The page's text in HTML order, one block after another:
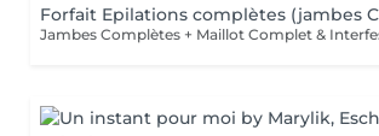
Forfait Epilations complètes (jambes